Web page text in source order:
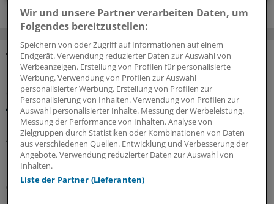
MEHR ZUM THEMA
Glosse
Ärztlicher Hitzehass
Es gibt viele Gründe, den Sommer toll zu finden – für
Ärzte kann die warme Jahreszeit aber anstrengend sein:
Manchmal liegt es an Patienten, manchmal an Kollegen...
Einblicke in nervige Jahresseiten.
07.08.2026
Wir und unsere Partner verarbeiten Daten, um
Folgendes bereitzustellen:
Speichern von oder Zugriff auf Informationen auf einem
Endgerät. Verwendung reduzierter Daten zur Auswahl von
Werbeanzeigen. Erstellung von Profilen für personalisierte
Werbung. Verwendung von Profilen zur Auswahl
personalisierter Werbung. Erstellung von Profilen zur
Personalisierung von Inhalten. Verwendung von Profilen zur
Auswahl personalisierter Inhalte. Messung der Werbeleistung.
Messung der Performance von Inhalten. Analyse von
Zielgruppen durch Statistiken oder Kombinationen von Daten
aus verschiedenen Quellen. Entwicklung und Verbesserung der
Angebote. Verwendung reduzierter Daten zur Auswahl von
Inhalten.
Liste der Partner (Lieferanten)